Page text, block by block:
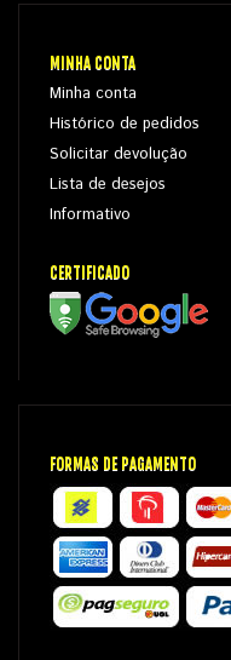
MINHA CONTA
Minha conta
Histórico de pedidos
Solicitar devolução
Lista de desejos
Informativo
CERTIFICADO
FORMAS DE PAGAMENTO